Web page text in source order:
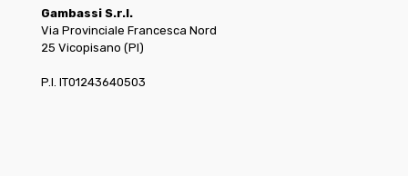
Gambassi S.r.l.
Via Provinciale Francesca Nord
25 Vicopisano (PI)
P.I. IT01243640503